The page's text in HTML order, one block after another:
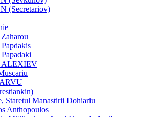
(Secretariov)
ALEXIEV
Staretul Manastirii Dohiariu
Anthopoulos